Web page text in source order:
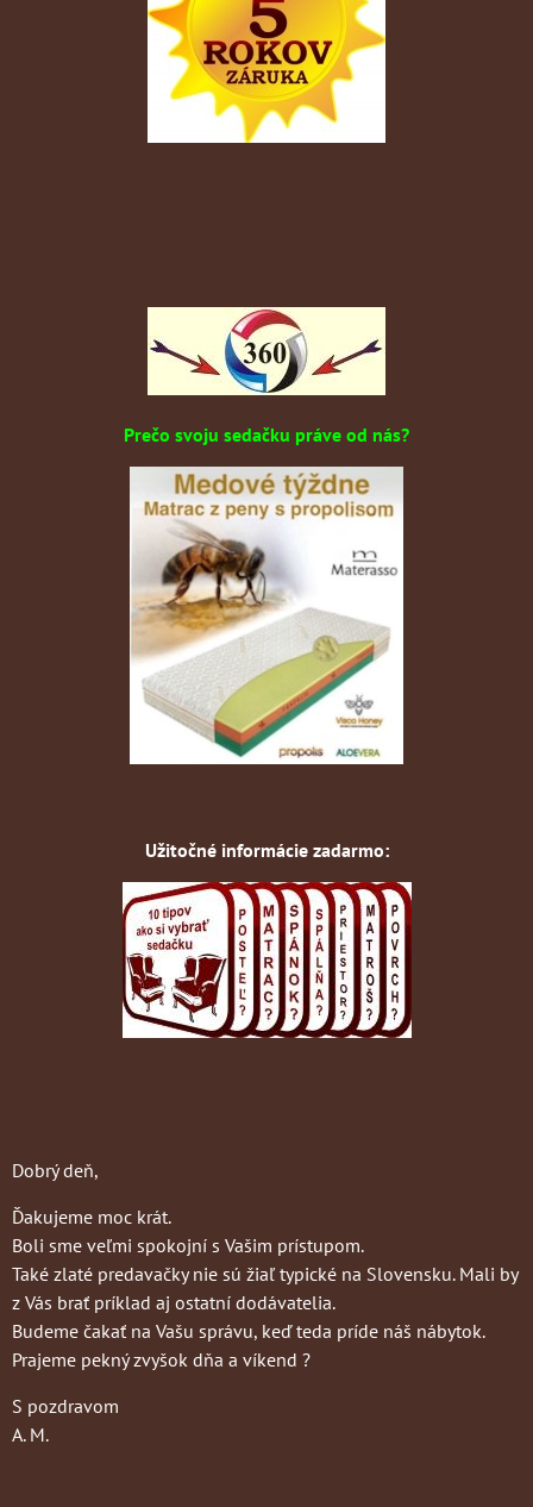
Prečo svoju sedačku práve od nás?
Užitočné informácie zadarmo:
Dobrý deň,
Ďakujeme moc krát.
Boli sme veľmi spokojní s Vašim prístupom.
Také zlaté predavačky nie sú žiaľ typické na Slovensku. Mali by
z Vás brať príklad aj ostatní dodávatelia.
Budeme čakať na Vašu správu, keď teda príde náš nábytok.
Prajeme pekný zvyšok dňa a víkend ?
S pozdravom
A. M.